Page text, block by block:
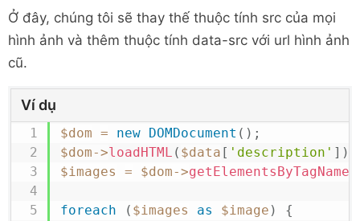
Ở đây, chúng tôi sẽ thay thế thuộc tính src của mọi
hình ảnh và thêm thuộc tính data-src với url hình ảnh
cũ.
Ví dụ
$dom = new DOMDocument ( ) ;
$dom->loadHTML ( $data [ 'description' ] )
$images
= $dom->getElementsByTagName
foreach ( $images as $image )
{